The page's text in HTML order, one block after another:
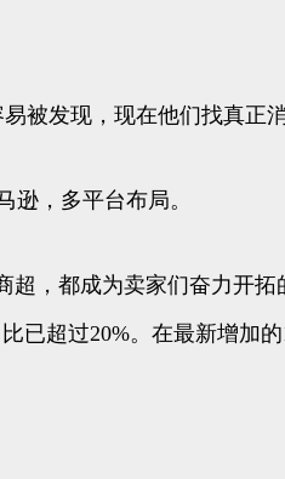
被发现，现在他们找真正
逊，多平台布局。
超，都成为卖家们奋力开
已超过20%。在最新增加